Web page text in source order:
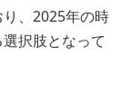
、2025年の時
択肢となって